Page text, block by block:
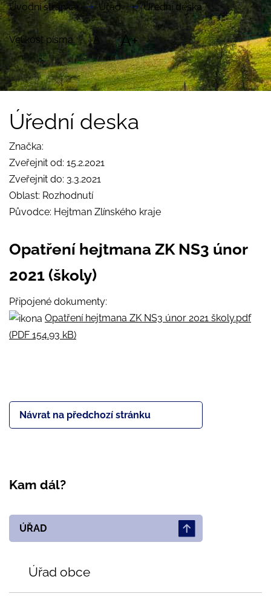
Úvodní stránka Úřad Úřední deska
Velikost písma: A A+
Úřední deska
Značka:
Zveřejnit od: 15.2.2021
Zveřejnit do: 3.3.2021
Oblast: Rozhodnutí
Původce: Hejtman Zlínského kraje
Opatření hejtmana ZK NS3 únor
2021 (školy)
Připojené dokumenty:
Opatření hejtmana ZK NS3 únor 2021 školy.pdf
(PDF 154.93 kB)
Návrat na předchozí stránku
Kam dál?
ÚŘAD
Úřad obce